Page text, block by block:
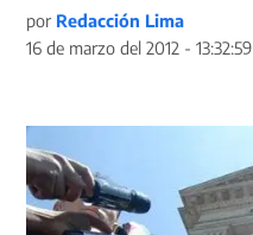
por Redacción Lima
16 de marzo del 2012 - 13:32:59